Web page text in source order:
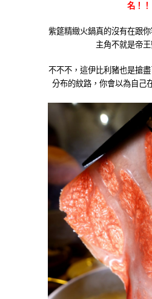
名！！
紫筵精緻火鍋真的沒有在跟
主角不就是帝王
不不不，這伊比利豬也是搶
分布的紋路，你會以為自己